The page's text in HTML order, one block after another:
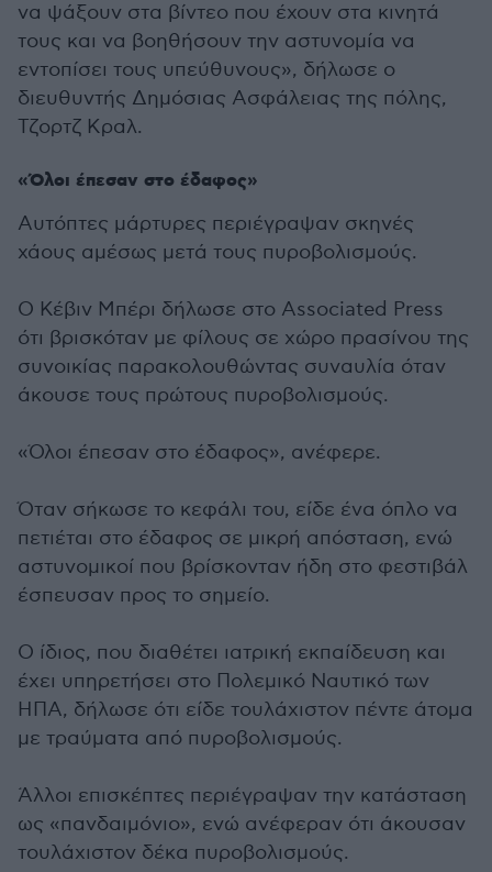
να ψάξουν στα βίντεο που έχουν στα κινητά
τους και να βοηθήσουν την αστυνομία να
εντοπίσει τους υπεύθυνους», δήλωσε ο
διευθυντής Δημόσιας Ασφάλειας της πόλης,
Τζορτζ Κραλ.
«Όλοι έπεσαν στο έδαφος»
Αυτόπτες μάρτυρες περιέγραψαν σκηνές
χάους αμέσως μετά τους πυροβολισμούς.
Ο Κέβιν Μπέρι δήλωσε στο Associated Press
ότι βρισκόταν με φίλους σε χώρο πρασίνου της
συνοικίας παρακολουθώντας συναυλία όταν
άκουσε τους πρώτους πυροβολισμούς.
«Όλοι έπεσαν στο έδαφος», ανέφερε.
Όταν σήκωσε το κεφάλι του, είδε ένα όπλο να
πετιέται στο έδαφος σε μικρή απόσταση, ενώ
αστυνομικοί που βρίσκονταν ήδη στο φεστιβάλ
έσπευσαν προς το σημείο.
Ο ίδιος, που διαθέτει ιατρική εκπαίδευση και
έχει υπηρετήσει στο Πολεμικό Ναυτικό των
ΗΠΑ, δήλωσε ότι είδε τουλάχιστον πέντε άτομα
με τραύματα από πυροβολισμούς.
Άλλοι επισκέπτες περιέγραψαν την κατάσταση
ως «πανδαιμόνιο», ενώ ανέφεραν ότι άκουσαν
τουλάχιστον δέκα πυροβολισμούς.